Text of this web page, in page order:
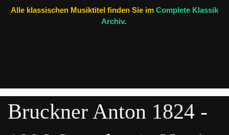
Alle klassischen Musiktitel finden Sie im Complete Klassik
Archiv.
Bruckner Anton 1824 -